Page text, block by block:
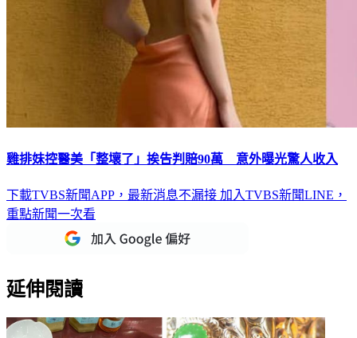
雞排妹控醫美「整壞了」挨告判賠90萬 意外曝光驚人收入
下載TVBS新聞APP，最新消息不漏接 加入TVBS新聞LINE，
重點新聞一次看
延伸閱讀